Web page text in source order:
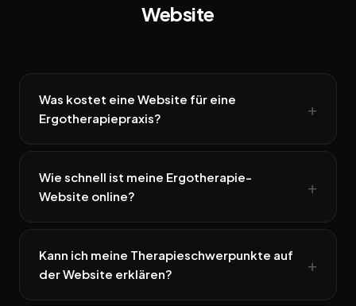
Website
Was kostet eine Website für eine
Ergotherapiepraxis?
Wie schnell ist meine Ergotherapie-
Website online?
Kann ich meine Therapieschwerpunkte auf
der Website erklären?